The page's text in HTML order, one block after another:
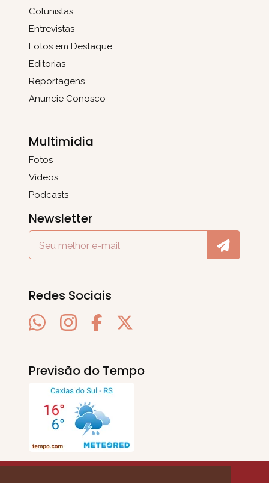
Colunistas
Entrevistas
Fotos em Destaque
Editorias
Reportagens
Anuncie Conosco
Multimídia
Fotos
Vídeos
Podcasts
Newsletter
Redes Sociais
Previsão do Tempo